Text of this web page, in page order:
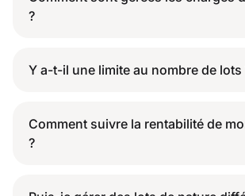
?
Y a-t-il une limite au nombre de lots
Comment suivre la rentabilité de
?